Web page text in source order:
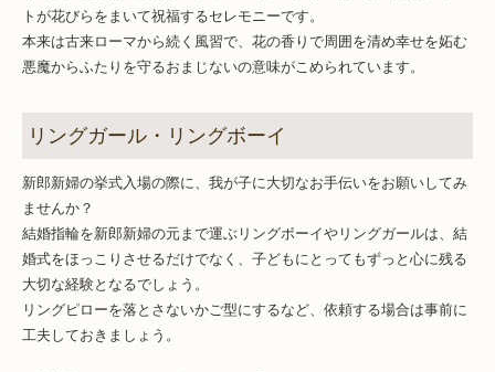
トが花びらをまいて祝福するセレモニーです。
本来は古来ローマから続く風習で、花の香りで周囲を清め幸せを妬む
悪魔からふたりを守るおまじないの意味がこめられています。
リングガール・リングボーイ
新郎新婦の挙式入場の際に、我が子に大切なお手伝いをお願いしてみ
ませんか？
結婚指輪を新郎新婦の元まで運ぶリングボーイやリングガールは、結
婚式をほっこりさせるだけでなく、子どもにとってもずっと心に残る
大切な経験となるでしょう。
リングピローを落とさないかご型にするなど、依頼する場合は事前に
工夫しておきましょう。